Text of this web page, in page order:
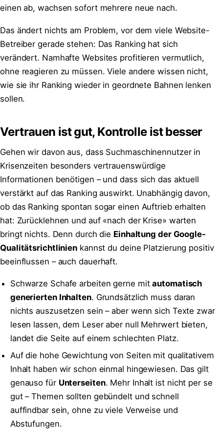
einen ab, wachsen sofort mehrere neue nach.
Das ändert nichts am Problem, vor dem viele Website-
Betreiber gerade stehen: Das Ranking hat sich
verändert. Namhafte Websites profitieren vermutlich,
ohne reagieren zu müssen. Viele andere wissen nicht,
wie sie ihr Ranking wieder in geordnete Bahnen lenken
sollen.
Vertrauen ist gut, Kontrolle ist besser
Gehen wir davon aus, dass Suchmaschinennutzer in
Krisenzeiten besonders vertrauenswürdige
Informationen benötigen – und dass sich das aktuell
verstärkt auf das Ranking auswirkt. Unabhängig davon,
ob das Ranking spontan sogar einen Auftrieb erhalten
hat: Zurücklehnen und auf «nach der Krise» warten
bringt nichts. Denn durch die Einhaltung der Google-
Qualitätsrichtlinien kannst du deine Platzierung positiv
beeinflussen – auch dauerhaft.
Schwarze Schafe arbeiten gerne mitautomatisch
generierten Inhalten. Grundsätzlich muss daran
nichts auszusetzen sein – aber wenn sich Texte zwar
lesen lassen, dem Leser aber null Mehrwert bieten,
landet die Seite auf einem schlechten Platz.
Auf die hohe Gewichtung von Seiten mit qualitativem
Inhalt haben wir schon einmal hingewiesen. Das gilt
genauso für Unterseiten. Mehr Inhalt ist nicht per se
gut – Themen sollten gebündelt und schnell
auffindbar sein, ohne zu viele Verweise und
Abstufungen.